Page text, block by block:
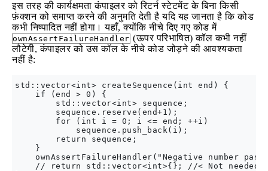
इस तरह की कार्यक्षमता कंपाइलर को रिटर्न स्टेटमेंट के बिना किसी
फ़ंक्शन को समाप्त करने की अनुमति देती है यदि यह जानता है कि कोड
कभी निष्पादित नहीं होगा। यहाँ, क्योंकि नीचे दिए गए कोड में
ownAssertFailureHandler (ऊपर परिभाषित) कॉल कभी नहीं
लौटेगी, कंपाइलर को उस कॉल के नीचे कोड जोड़ने की आवश्यकता
नहीं है:
std::vector<int> createSequence(int end) {
    if (end > 0) {
        std::vector<int> sequence;
        sequence.reserve(end+1);
        for (int i = 0; i <= end; ++i)
            sequence.push_back(i);
        return sequence;
    }
ownAssertFailureHandler("Negative number
// return std::vector<int>{}; //< Not needed